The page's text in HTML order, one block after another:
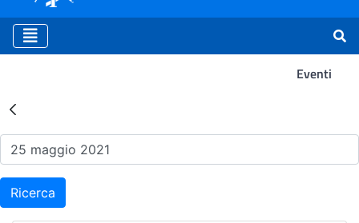
Eventi
Risultati della Ricerca -
Ricerca